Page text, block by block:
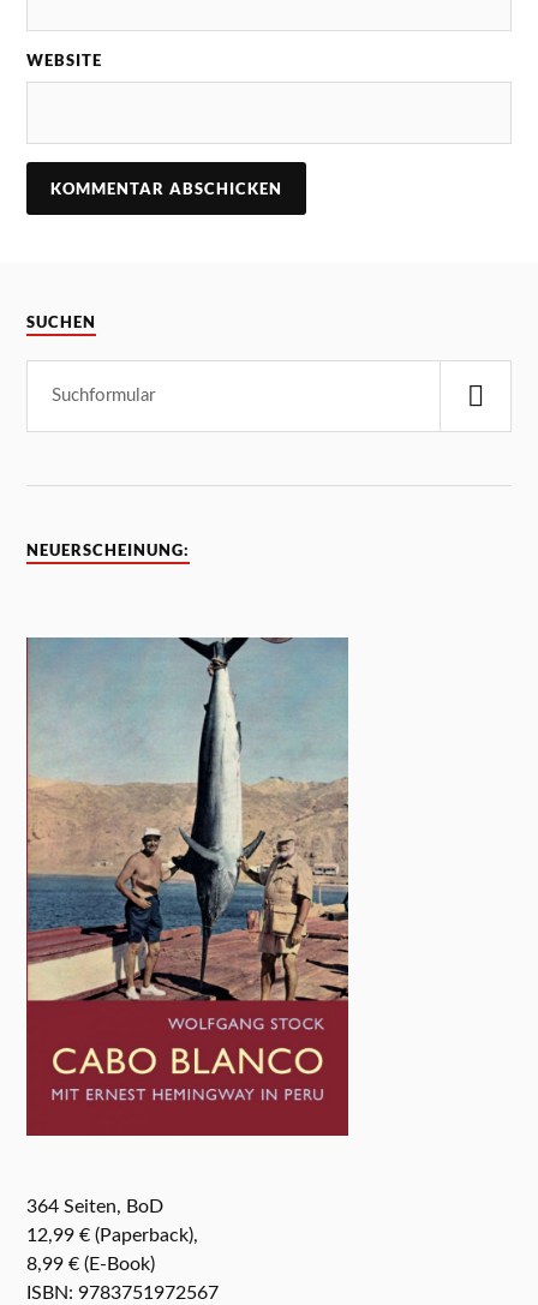
WEBSITE
SUCHEN
NEUERSCHEINUNG:
364 Seiten, BoD
12,99 € (Paperback),
8,99 € (E-Book)
ISBN: 9783751972567